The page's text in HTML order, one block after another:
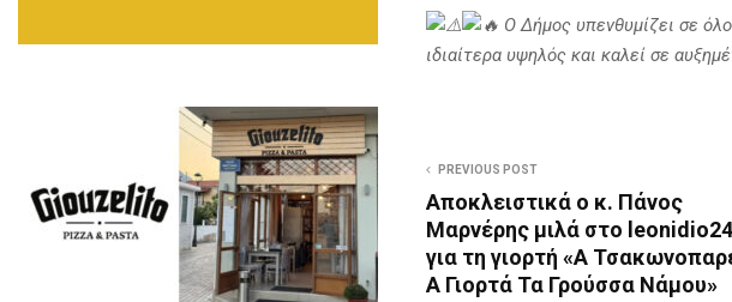
Ο Δήμος υπενθυμίζει σε
ιδιαίτερα υψηλός και καλεί σε
PREVIOUS POST
Αποκλειστικά ο κ. Πάνος
Μαρνέρης μιλά στο
για τη γιορτή «Α
Α Γιορτά Τα Γρούσσα Νάμου»